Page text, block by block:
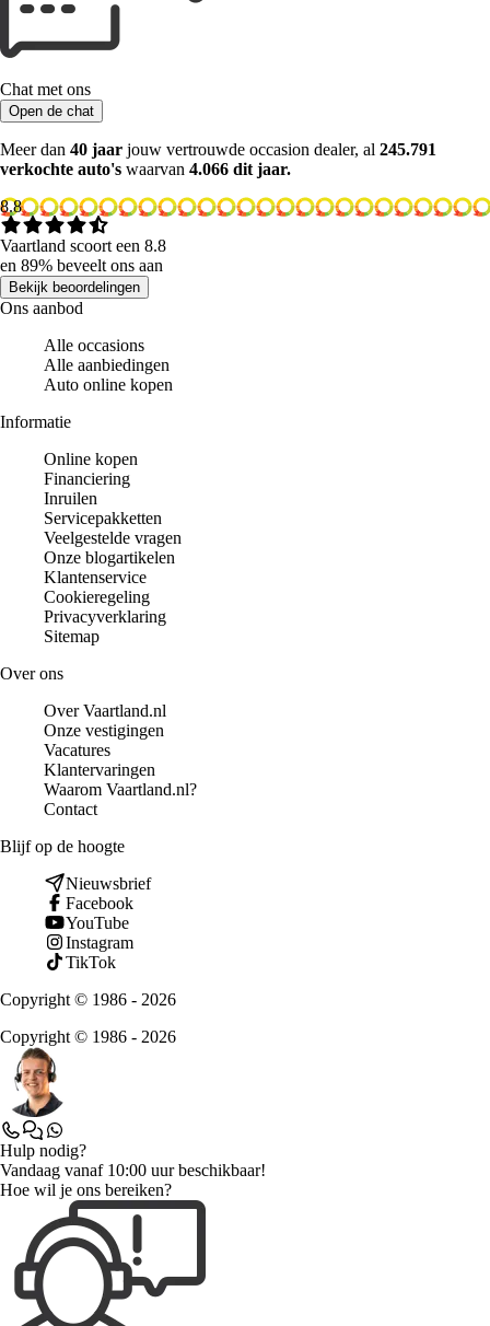
Chat met ons
Open de chat
Meer dan 40 jaar jouw vertrouwde occasion dealer, al 245.791
verkochte auto's waarvan 4.066 dit jaar.
8.8
Vaartland scoort een 8.8
en 89% beveelt ons aan
Bekijk beoordelingen
Ons aanbod
Alle occasions
Alle aanbiedingen
Auto online kopen
Informatie
Online kopen
Financiering
Inruilen
Servicepakketten
Veelgestelde vragen
Onze blogartikelen
Klantenservice
Cookieregeling
Privacyverklaring
Sitemap
Over ons
Over Vaartland.nl
Onze vestigingen
Vacatures
Klantervaringen
Waarom Vaartland.nl?
Contact
Blijf op de hoogte
Nieuwsbrief
Facebook
YouTube
Instagram
TikTok
Copyright © 1986 - 2026
Copyright © 1986 - 2026
Hulp nodig?
Vandaag vanaf 10:00 uur beschikbaar!
Hoe wil je ons bereiken?